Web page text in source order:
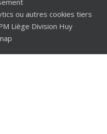
ou autres cookies tiers
Liège Division Huy